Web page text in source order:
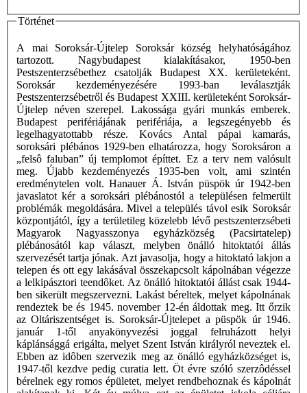
Történet
A mai Soroksár-Újtelep Soroksár község helyhatóságához
tartozott. Nagybudapest kialakításakor, 1950-ben
Pestszenterzsébethez csatolják Budapest XX. kerületeként.
Soroksár kezdeményezésére 1993-ban leválasztják
Pestszenterzsébetről és Budapest XXIII. kerületeként Soroksár-
Újtelep néven szerepel. Lakossága gyári munkás emberek.
Budapest perifériájának perifériája, a legszegényebb és
legelhagyatottabb része. Kovács Antal pápai kamarás,
soroksári plébános 1929-ben elhatározza, hogy Soroksáron a
„felsô faluban” új templomot építtet. Ez a terv nem valósult
meg. Újabb kezdeményezés 1935-ben volt, ami szintén
eredménytelen volt. Hanauer Á. István püspök úr 1942-ben
javaslatot kér a soroksári plébánostól a településen felmerült
problémák megoldására. Mivel a település távol esik Soroksár
központjától, így a területileg közelebb lévő pestszenterzsébeti
Magyarok Nagyasszonya egyházközség (Pacsirtatelep)
plébánosától kap választ, melyben önálló hitoktatói állás
szervezését tartja jónak. Azt javasolja, hogy a hitoktató lakjon a
telepen és ott egy lakásával összekapcsolt kápolnában végezze
a lelkipásztori teendôket. Az önálló hitoktatói állást csak 1944-
ben sikerült megszervezni. Lakást béreltek, melyet kápolnának
rendeztek be és 1945. november 12-én áldottak meg. Itt őrzik
az Oltáriszentséget is. Soroksár-Újtelepet a püspök úr 1946.
január 1-től anyakönyvezési joggal felruházott helyi
káplánsággá erigálta, melyet Szent István királyról neveztek el.
Ebben az idôben szervezik meg az önálló egyházközséget is,
1947-től kezdve pedig curatia lett. Öt évre szóló szerzôdéssel
bérelnek egy romos épületet, melyet rendbehoznak és kápolnát